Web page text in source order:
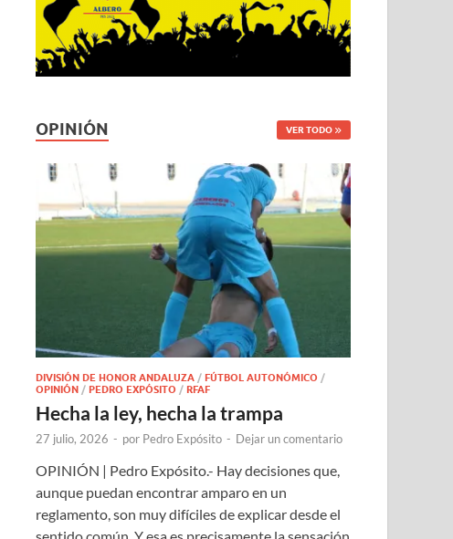
OPINIÓN VER TODO
DIVISIÓN DE HONOR ANDALUZA /FÚTBOL AUTONÓMICO /
OPINIÓN /PEDRO EXPÓSITO /RFAF
Hecha la ley, hecha la trampa
27 julio, 2026 - por Pedro Expósito - Dejar un comentario
OPINIÓN | Pedro Expósito.- Hay decisiones que,
aunque puedan encontrar amparo en un
reglamento, son muy difíciles de explicar desde el
sentido común. Y esa es precisamente la sensación